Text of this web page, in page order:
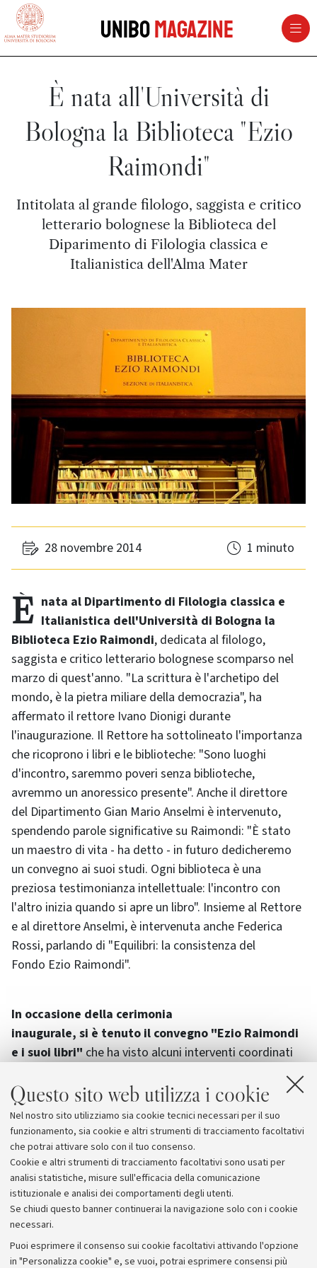
Questo sito web utilizza i cookie
Nel nostro sito utilizziamo sia cookie tecnici necessari per il suo
funzionamento, sia cookie e altri strumenti di tracciamento facoltativi
che potrai attivare solo con il tuo consenso.
Cookie e altri strumenti di tracciamento facoltativi sono usati per
analisi statistiche, misure sull'efficacia della comunicazione
istituzionale e analisi dei comportamenti degli utenti.
Se chiudi questo banner continuerai la navigazione solo con i cookie
necessari.
Puoi esprimere il consenso sui cookie facoltativi attivando l'opzione
in "Personalizza cookie" e, se vuoi, potrai esprimere consensi più
vai al contenuto della pagina
UniboMagazine
È nata all'Università di
Bologna la Biblioteca "Ezio
Raimondi"
Intitolata al grande filologo, saggista e critico
letterario bolognese la Biblioteca del
Diparimento di Filologia classica e
Italianistica dell'Alma Mater
28 novembre 2014 1 minuto
È nata al Dipartimento di Filologia classica e Italianistica dell'Università di Bologna la
Biblioteca Ezio Raimondi, dedicata al filologo,
saggista e critico letterario bolognese scomparso nel
marzo di quest'anno. "La scrittura è l'archetipo del
mondo, è la pietra miliare della democrazia", ha
affermato il rettore Ivano Dionigi durante
l'inaugurazione. Il Rettore ha sottolineato l'importanza
che ricoprono i libri e le biblioteche: "Sono luoghi
d'incontro, saremmo poveri senza biblioteche,
avremmo un anoressico presente". Anche il direttore
del Dipartimento Gian Mario Anselmi è intervenuto,
spendendo parole significative su Raimondi: "È stato
un maestro di vita - ha detto - in futuro dedicheremo
un convegno ai suoi studi. Ogni biblioteca è una
preziosa testimonianza intellettuale: l'incontro con
l'altro inizia quando si apre un libro". Insieme al Rettore
e al direttore Anselmi, è intervenuta anche Federica
Rossi, parlando di "Equilibri: la consistenza del
Fondo Ezio Raimondi".
In occasione della cerimonia
inaugurale, si è tenuto il convegno "Ezio Raimondi
e i suoi libri"che ha visto alcuni interventi coordinati
da Andrea Battistini. Hanno partecipato: Ferdinando
Amigoni, Andrea Bacchi, Giovanni Baffetti, Bruno Basile,
Marco A. Bazzocchi, Ugo Berti, Alberto Bertoni, Bruno
Capaci, Gabriella Fenocchio, Giuseppe Ledda, Claudio
Longhi, Francesco Sberlati, Giorgio Zanetti.
Archivio